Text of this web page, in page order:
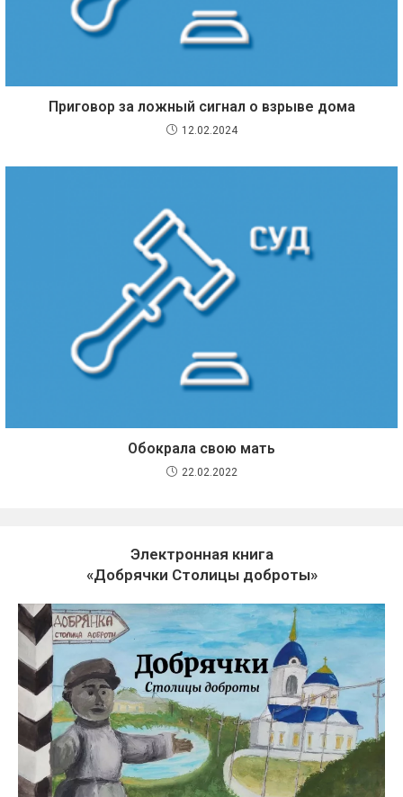
Приговор за ложный сигнал о взрыве дома
12.02.2024
Обокрала свою мать
22.02.2022
Электронная книга
«Добрячки Столицы доброты»